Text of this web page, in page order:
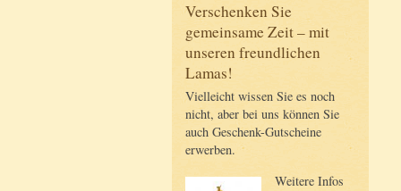
Verschenken Sie
gemeinsame Zeit – mit
unseren freundlichen
Lamas!
Vielleicht wissen Sie es noch
nicht, aber bei uns können Sie
auch Geschenk-Gutscheine
erwerben.
Weitere Infos